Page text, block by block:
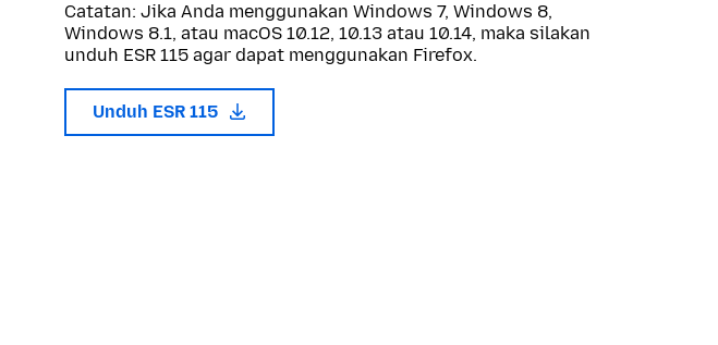
Catatan: Jika Anda menggunakan Windows 7, Windows 8,
Windows 8.1, atau macOS 10.12, 10.13 atau 10.14, maka silakan
unduh ESR 115 agar dapat menggunakan Firefox.
Unduh ESR 115